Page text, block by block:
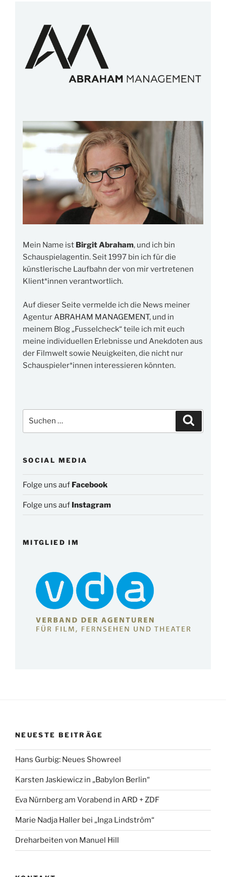
Mein Name ist Birgit Abraham, und ich bin
Schauspielagentin. Seit 1997 bin ich für die
künstlerische Laufbahn der von mir vertretenen
Klient*innen verantwortlich.
Auf dieser Seite vermelde ich die News meiner
Agentur ABRAHAM MANAGEMENT, und in
meinem Blog „Fusselcheck“ teile ich mit euch
meine individuellen Erlebnisse und Anekdoten aus
der Filmwelt sowie Neuigkeiten, die nicht nur
Schauspieler*innen interessieren könnten.
nach:
SOCIAL MEDIA
Folge uns auf Facebook
Folge uns auf Instagram
MITGLIED IM
NEUESTE BEITRÄGE
Hans Gurbig: Neues Showreel
Karsten Jaskiewicz in „Babylon Berlin“
Eva Nürnberg am Vorabend in ARD + ZDF
Marie Nadja Haller bei „Inga Lindström“
Dreharbeiten von Manuel Hill